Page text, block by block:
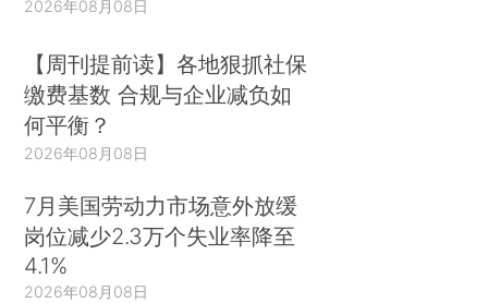
2026年08月08日
【周刊提前读】各地狠抓社保
缴费基数 合规与企业减负如
何平衡？
2026年08月08日
7月美国劳动力市场意外放缓
岗位减少2.3万个失业率降至
4.1%
2026年08月08日